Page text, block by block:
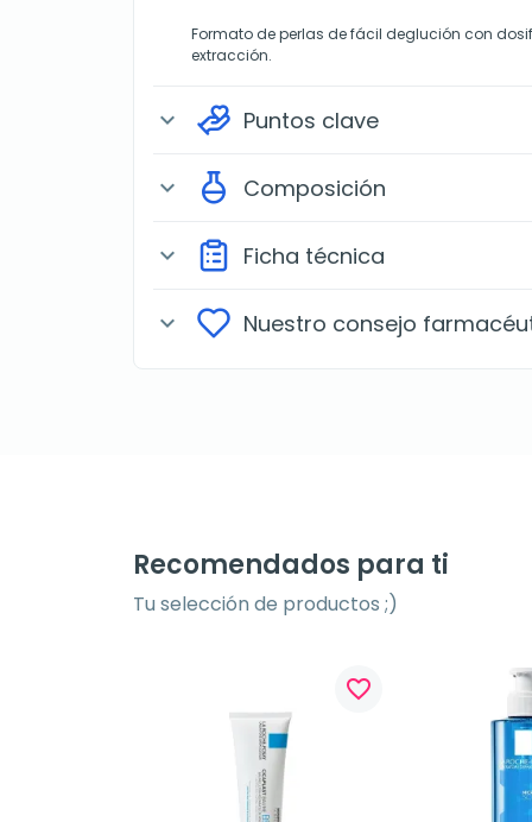
Formato de perlas de fácil deglución con
extracción.
expand_more Puntos clave
expand_more Composición
expand_more Ficha técnica
expand_more Nuestro consejo
Recomendados para ti
Tu selección de productos ;)
favorite_border